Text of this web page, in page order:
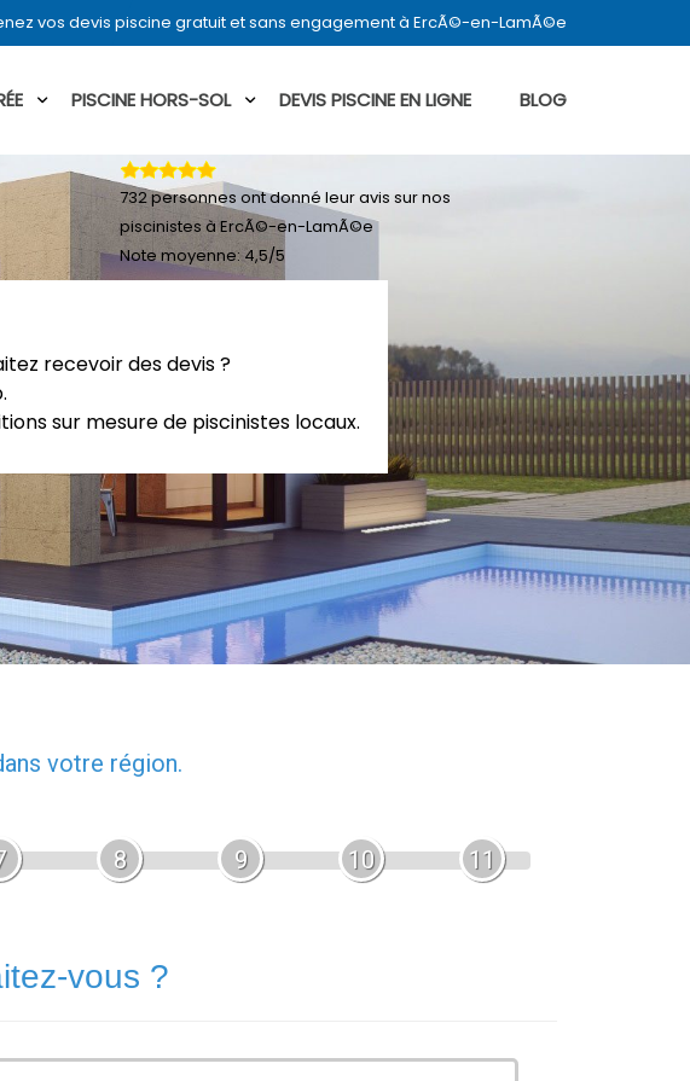
vos devis piscine gratuit et sans engagement à ErcÃ©-en-LamÃ©e
PISCINE HORS-SOL DEVIS PISCINE EN LIGNE BLOG
recevoir des devis ?
sur mesure de piscinistes locaux.
732personnes ont donné leuravis sur nos
piscinistes à ErcÃ©-en-LamÃ©e
Note moyenne:4,5/5
votre région.
8 9 10 11
vous ?